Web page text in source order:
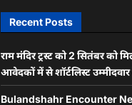
Recent Posts
राम मंदिर ट्रस्ट को 2 सितंबर
आवेदकों में से शॉर्टलिस्ट
Bulandshahr Encounter